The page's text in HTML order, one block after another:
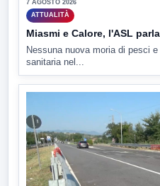
7 AGOSTO 2026
ATTUALITÀ
Miasmi e Calore, l'ASL
Nessuna nuova moria di pesci
sanitaria nel...